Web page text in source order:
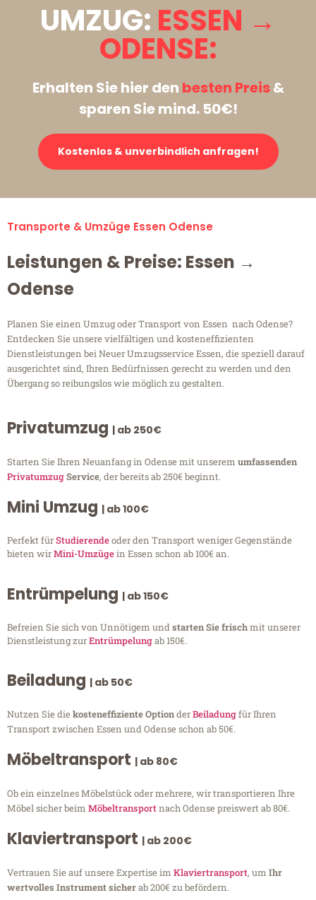
UMZUG: ESSEN →
ODENSE:
Erhalten Sie hier den besten Preis&
sparen Sie mind. 50€!
Kostenlos & unverbindlich anfragen!
Transporte & Umzüge Essen Odense
Leistungen & Preise: Essen →
Odense
Planen Sie einen Umzug oder Transport von Essen nach Odense?
Entdecken Sie unsere vielfältigen und kosteneffizienten
Dienstleistungen bei Neuer Umzugsservice Essen, die speziell darauf
ausgerichtet sind, Ihren Bedürfnissen gerecht zu werden und den
Übergang so reibungslos wie möglich zu gestalten.
Privatumzug | ab 250€
Starten Sie Ihren Neuanfang in Odense mit unserem umfassenden
PrivatumzugService, der bereits ab 250€ beginnt.
Mini Umzug | ab 100€
Perfekt fürStudierendeoder den Transport weniger Gegenstände
bieten wirMini-Umzügein Essen schon ab 100€ an.
Entrümpelung | ab 150€
Befreien Sie sich von Unnötigem undstarten Sie frischmit unserer
Dienstleistung zurEntrümpelungab 150€.
Beiladung | ab 50€
Nutzen Sie diekosteneffiziente OptionderBeiladungfür Ihren
Transport zwischen Essen und Odense schon ab 50€.
Möbeltransport | ab 80€
Ob ein einzelnes Möbelstück oder mehrere, wir transportieren Ihre
Möbel sicher beim Möbeltransportnach Odense preiswert ab 80€.
Klaviertransport | ab 200€
Vertrauen Sie auf unsere Expertise im Klaviertransport, um Ihr
wertvolles Instrument sicherab 200€ zu befördern.